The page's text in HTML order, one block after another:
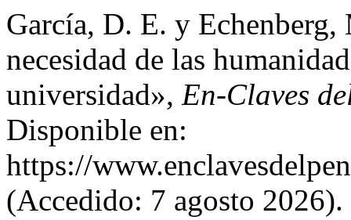
García, D. E. y
necesidad de las
universidad», En-Claves
Disponible en:
https://
(Accedido: 7 agosto 2026).